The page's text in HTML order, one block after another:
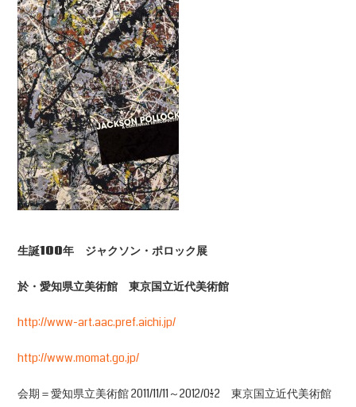
生誕100年 ジャクソン・ポロック展
於・愛知県立美術館 東京国立近代美術館
http://www-art.aac.pref.aichi.jp/
http://www.momat.go.jp/
会期＝愛知県立美術館 2011/11/11～2012/01/22 東京国立近代美術館